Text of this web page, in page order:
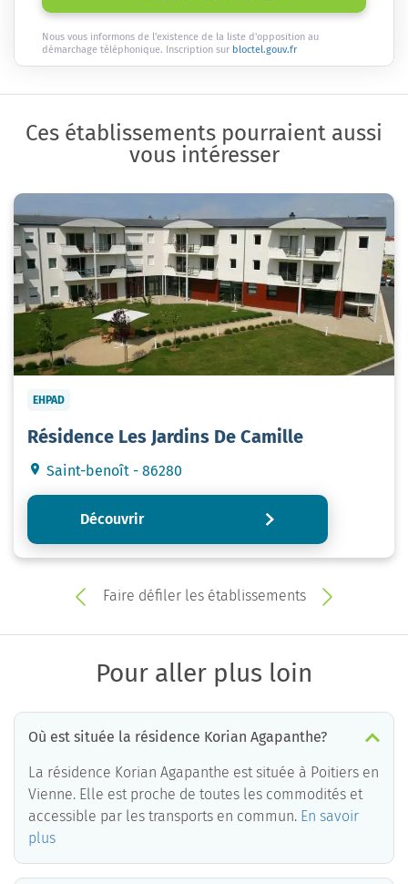
Nous vous informons de l'existence de la liste d'opposition au
démarchage téléphonique. Inscription sur bloctel.gouv.fr
Ces établissements pourraient aussi
vous intéresser
EHPAD
Résidence Les Jardins De Camille
Saint-benoît - 86280
Découvrir
Faire défiler les établissements
Pour aller plus loin
Où est située la résidence Korian Agapanthe?
La résidence Korian Agapanthe est située à Poitiers en
Vienne. Elle est proche de toutes les commodités et
accessible par les transports en commun. En savoir
plus